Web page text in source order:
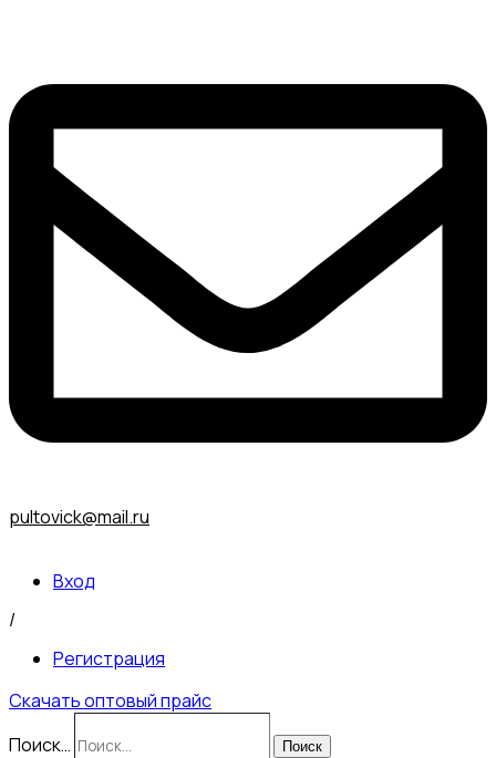
pultovick@mail.ru
Вход
/
Регистрация
Скачать оптовый прайс
Поиск…
Поиск